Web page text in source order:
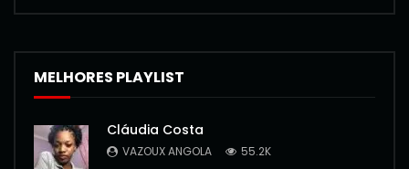
MELHORES PLAYLIST
Cláudia Costa
VAZOUX ANGOLA 55.2K